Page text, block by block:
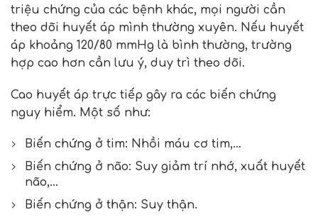
triệu chứng của các bệnh khác, mọi người cần
theo dõi huyết áp mình thường xuyên. Nếu huyết
áp khoảng 120/80 mmHg là bình thường, trường
hợp cao hơn cần lưu ý, duy trì theo dõi.
Cao huyết áp trực tiếp gây ra các biến chứng
nguy hiểm. Một số như:
Biến chứng ở tim: Nhồi máu cơ tim,…
Biến chứng ở não: Suy giảm trí nhớ, xuất huyết
não,…
Biến chứng ở thận: Suy thận.